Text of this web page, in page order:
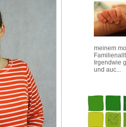
meinem
Irgendwie
und auc...